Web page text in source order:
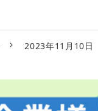
2023年11月10日